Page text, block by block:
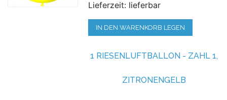
Lieferzeit: lieferbar
IN DEN WARENKORB LEGEN
1 RIESENLUFTBALLON - ZAHL 1,
ZITRONENGELB